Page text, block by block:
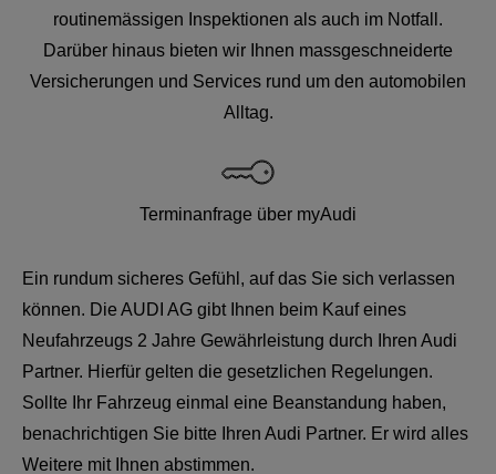
Service & Reparatur
routinemässigen Inspektionen als auch im Notfall.
Darüber hinaus bieten wir Ihnen massgeschneiderte
Versicherungen und Services rund um den automobilen
Alltag.
Terminanfrage über myAudi
Ein rundum sicheres Gefühl, auf das Sie sich verlassen
können. Die AUDI AG gibt Ihnen beim Kauf eines
Neufahrzeugs 2 Jahre Gewährleistung durch Ihren Audi
Partner. Hierfür gelten die gesetzlichen Regelungen.
Sollte Ihr Fahrzeug einmal eine Beanstandung haben,
benachrichtigen Sie bitte Ihren Audi Partner. Er wird alles
Weitere mit Ihnen abstimmen.